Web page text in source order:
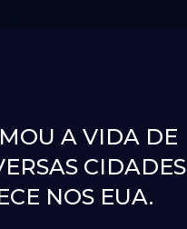
A VIDA DE
CIDADES
NOS EUA.